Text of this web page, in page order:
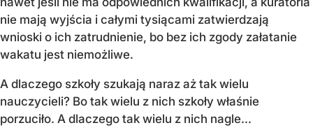
nie mają wyjścia i całymi tysiącami zatwierdzają
wnioski o ich zatrudnienie, bo bez ich zgody załatanie
wakatu jest niemożliwe.
A dlaczego szkoły szukają naraz aż tak wielu
nauczycieli? Bo tak wielu z nich szkoły właśnie
porzuciło. A dlaczego tak wielu z nich nagle...